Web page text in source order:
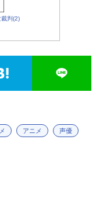
裁判(2)
アニメ 声優